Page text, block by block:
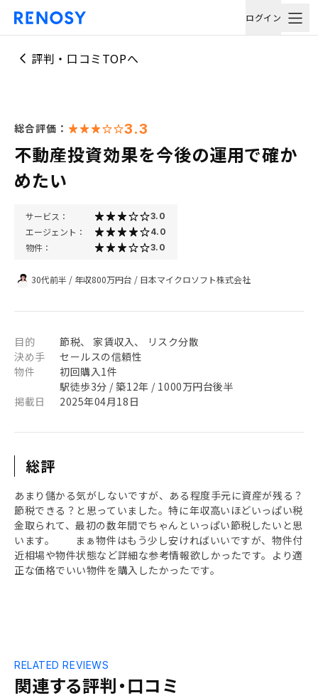
ログイン
評判・口コミTOPへ
総合評価： 3.3
不動産投資効果を今後の運用で確か
めたい
サービス： 3.0
エージェント： 4.0
物件： 3.0
30代前半 / 年収800万円台 / 日本マイクロソフト株式会社
目的
節税、 家賃収入、 リスク分散
決め手
セールスの信頼性
物件
初回購入1件
駅徒歩3分 / 築12年 / 1000万円台後半
掲載日
2025年04月18日
総評
あまり儲かる気がしないですが、ある程度手元に資産が残る？
節税できる？と思っていました。特に年収高いほどいっぱい税
金取られて、最初の数年間でちゃんといっぱい節税したいと思
います。 まぁ物件はもう少し安ければいいですが、物件付
近相場や物件状態など詳細な参考情報欲しかったです。より適
正な価格でいい物件を購入したかったです。
関連する評判・口コミ
RELATED REVIEWS